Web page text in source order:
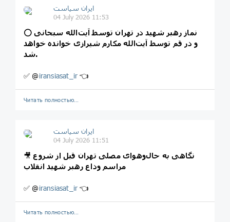
ایران سیاست
04 July 2026 11:53
⭕نماز رهبر شهید در تهران توسط آیت‌الله سبحانی
و در قم توسط آیت‌الله مکارم شیرازی خوانده خواهد
شد.
✅ @iransiasat_ir 👈
Читать полностью…
ایران سیاست
04 July 2026 11:51
🎥نگاهی به حال‌وهوای مصلی تهران قبل از شروع
مراسم وداع رهبر شهید انقلاب
✅ @iransiasat_ir 👈
Читать полностью…